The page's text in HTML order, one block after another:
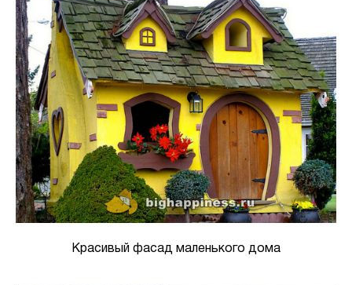
Красивый фасад маленького дома